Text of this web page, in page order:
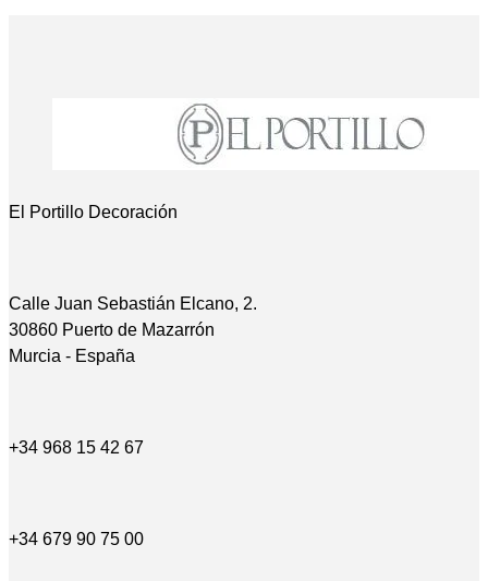
El Portillo Decoración
Calle Juan Sebastián Elcano, 2.
30860 Puerto de Mazarrón
Murcia - España
+34 968 15 42 67
+34 679 90 75 00